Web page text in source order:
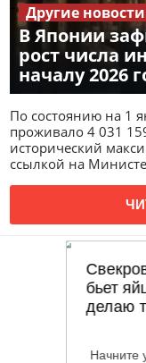
В Японии
рост числа
началу 2026
Другие новости
По состоянию на 1
проживало 4 031
исторический
ссылкой на